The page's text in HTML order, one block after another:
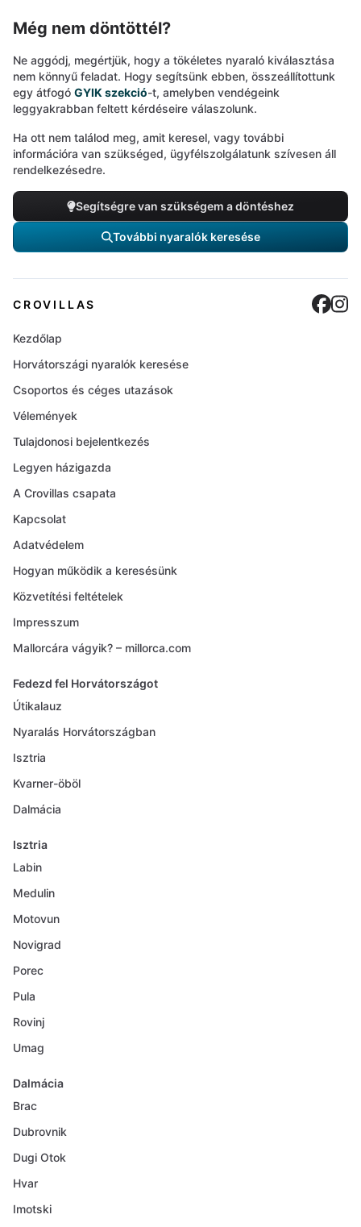
Még nem döntöttél?
Ne aggódj, megértjük, hogy a tökéletes nyaraló kiválasztása
nem könnyű feladat. Hogy segítsünk ebben, összeállítottunk
egy átfogó GYIK szekció-t, amelyben vendégeink
leggyakrabban feltett kérdéseire válaszolunk.
Ha ott nem találod meg, amit keresel, vagy további
információra van szükséged, ügyfélszolgálatunk szívesen áll
rendelkezésedre.
Segítségre van szükségem a döntéshez
További nyaralók keresése
CROVILLAS
Kezdőlap
Horvátországi nyaralók keresése
Csoportos és céges utazások
Vélemények
Tulajdonosi bejelentkezés
Legyen házigazda
A Crovillas csapata
Kapcsolat
Adatvédelem
Hogyan működik a keresésünk
Közvetítési feltételek
Impresszum
Mallorcára vágyik? – millorca.com
Fedezd fel Horvátországot
Útikalauz
Nyaralás Horvátországban
Isztria
Kvarner-öböl
Dalmácia
Isztria
Labin
Medulin
Motovun
Novigrad
Porec
Pula
Rovinj
Umag
Dalmácia
Brac
Dubrovnik
Dugi Otok
Hvar
Imotski